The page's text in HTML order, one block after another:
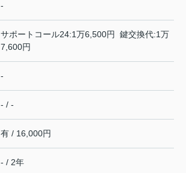
-
サポートコール24:1万6,500円 鍵交換代:1万
7,600円
-
- / -
有 / 16,000円
- / 2年